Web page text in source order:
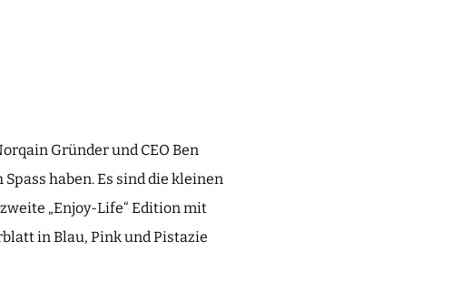
Gründer und CEO Ben
haben. Es sind die kleinen
„Enjoy-Life“ Edition mit
in Blau, Pink und Pistazie